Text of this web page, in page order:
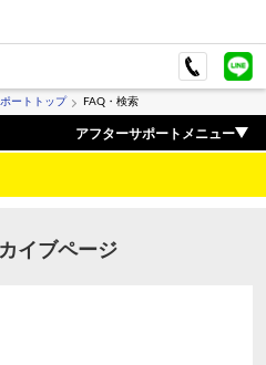
ートトップ FAQ・検索
アフターサポートメニュー
イブページ